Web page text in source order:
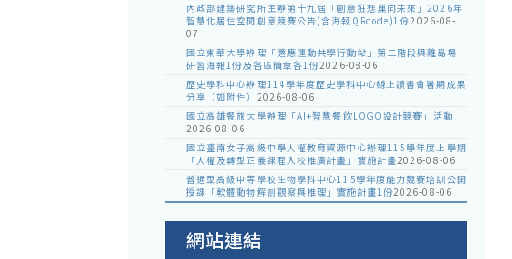
內政部建築研究所主辦第十九屆「創意狂想巢向未來」2026年
智慧化居住空間創意競賽公告(含海報QRcode)1份2026-08-
07
國立東華大學辦理「適應運動共學行動站」第二階段與離島場
研習海報1份及各區簡章各1份2026-08-06
歷史學科中心辦理114學年度歷史學科中心線上讀書會暑期成果
分享（如附件） 2026-08-06
國立高雄餐旅大學辦理「AI+智慧餐飲LOGO設計競賽」活動
2026-08-06
國立臺南女子高級中學人權教育資源中心辦理115學年度上學期
「人權及轉型正義課程入校推廣計畫」實施計畫2026-08-06
普通型高級中等學校生物學科中心115學年度能力競賽培訓公開
授課「軟體動物解剖觀察與推理」實施計畫1份2026-08-06
網站連結